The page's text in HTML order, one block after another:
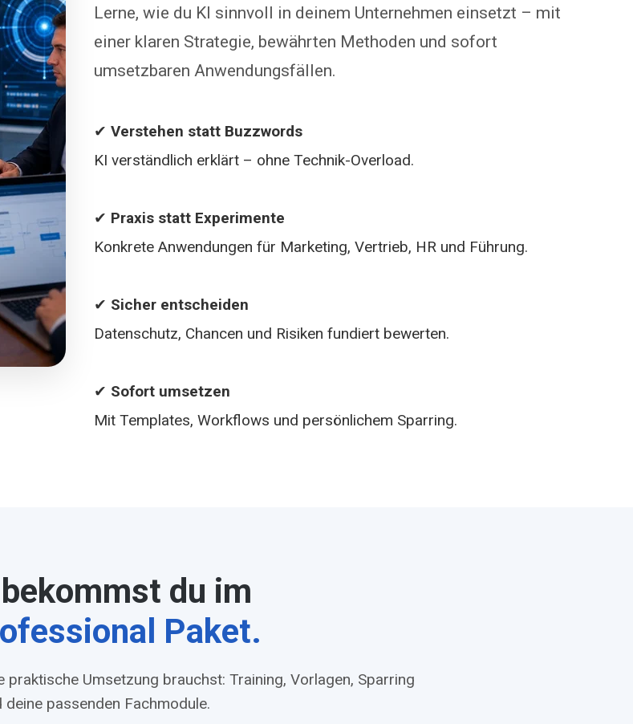
Lerne, wie du KI sinnvoll in deinem Unternehmen einsetzt – mit
einer klaren Strategie, bewährten Methoden und sofort
umsetzbaren Anwendungsfällen.
✔ Verstehen statt Buzzwords
KI verständlich erklärt – ohne Technik-Overload.
✔ Praxis statt Experimente
Konkrete Anwendungen für Marketing, Vertrieb, HR und Führung.
✔ Sicher entscheiden
Datenschutz, Chancen und Risiken fundiert bewerten.
✔ Sofort umsetzen
Mit Templates, Workflows und persönlichem Sparring.
du im
Paket.
Umsetzung brauchst: Training, Vorlagen, Sparring
deine passenden Fachmodule.